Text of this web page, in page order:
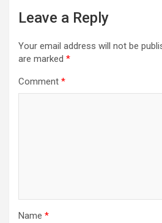
Leave a Reply
Your email address will not be
are marked *
Comment *
Name *